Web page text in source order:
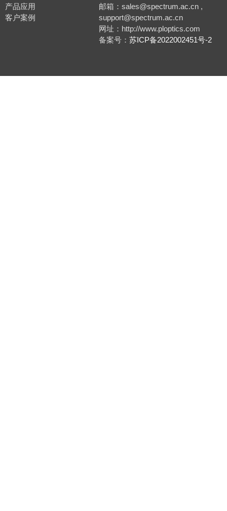
产品应用
客户案例
邮箱：sales@spectrum.ac.cn ,
support@spectrum.ac.cn
网址：http://www.ploptics.com
备案号： 苏ICP备2022002451号-2